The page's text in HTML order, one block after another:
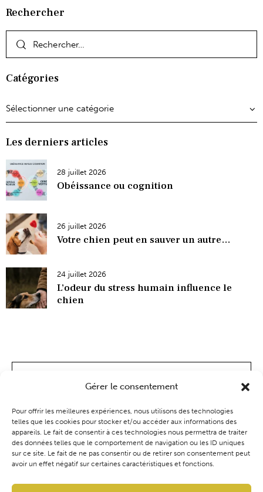
Gérer le consentement
Pour offrir les meilleures expériences, nous utilisons des technologies
telles que les cookies pour stocker et/ou accéder aux informations des
appareils. Le fait de consentir à ces technologies nous permettra de traiter
des données telles que le comportement de navigation ou les ID uniques
sur ce site. Le fait de ne pas consentir ou de retirer son consentement peut
avoir un effet négatif sur certaines caractéristiques et fonctions.
Rechercher
Catégories
Les derniers articles
28 juillet 2026
Obéissance ou cognition
26 juillet 2026
Votre chien peut en sauver un autre…
24 juillet 2026
L’odeur du stress humain influence le
chien
Coaching